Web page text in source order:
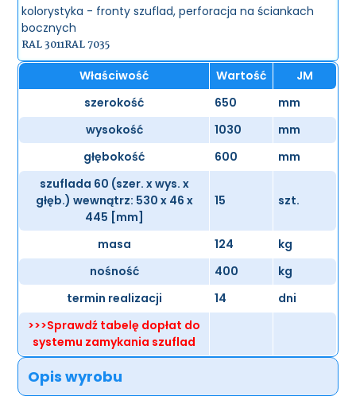
kolorystyka - fronty szuflad, perforacja na ściankach
bocznych
RAL 3011RAL 7035
Właściwość Wartość
JM
szerokość
650
mm
wysokość
1030
mm
głębokość
600
mm
szuflada 60 (szer. x wys. x
głęb.) wewnątrz: 530 x 46 x
445 [mm]
15 szt.
masa 124
kg
nośność
400
kg
termin realizacji
14
dni
>>>Sprawdź tabelę dopłat do
systemu zamykania szuflad
Opis wyrobu